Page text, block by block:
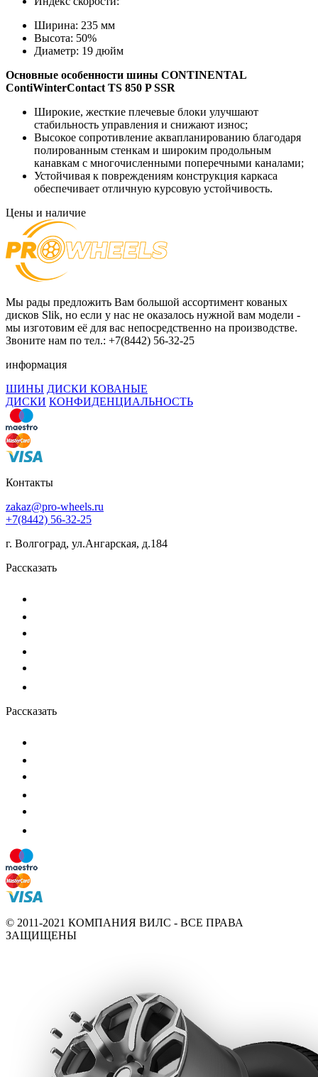
Ширина: 235 мм
Высота: 50%
Диаметр: 19 дюйм
Основные особенности шины CONTINENTAL
ContiWinterContact TS 850 P SSR
Широкие, жесткие плечевые блоки улучшают
стабильность управления и снижают износ;
Высокое сопротивление аквапланированию благодаря
полированным стенкам и широким продольным
канавкам с многочисленными поперечными каналами;
Устойчивая к повреждениям конструкция каркаса
обеспечивает отличную курсовую устойчивость.
Цены и наличие
Мы рады предложить Вам большой ассортимент кованых
дисков Slik, но если у нас не оказалось нужной вам модели -
мы изготовим её для вас непосредственно на производстве.
Звоните нам по тел.: +7(8442) 56-32-25
информация
ШИНЫ ДИСКИ КОВАНЫЕ
ДИСКИ КОНФИДЕНЦИАЛЬНОСТЬ
Контакты
zakaz@pro-wheels.ru
+7(8442) 56-32-25
г. Волгоград, ул.Ангарская, д.184
Рассказать
Рассказать
© 2011-2021 КОМПАНИЯ ВИЛС - ВСЕ ПРАВА
ЗАЩИЩЕНЫ